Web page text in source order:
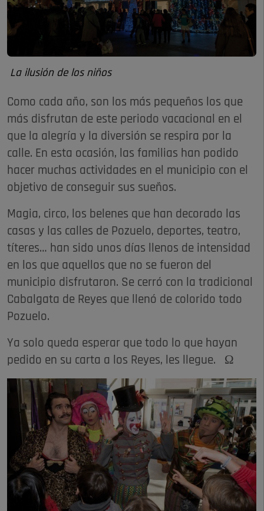
La ilusión de los niños
Como cada año, son los más pequeños los que
más disfrutan de este periodo vacacional en el
que la alegría y la diversión se respira por la
calle. En esta ocasión, las familias han podido
hacer muchas actividades en el municipio con el
objetivo de conseguir sus sueños.
Magia, circo, los belenes que han decorado las
casas y las calles de Pozuelo, deportes, teatro,
títeres… han sido unos días llenos de intensidad
en los que aquellos que no se fueron del
municipio disfrutaron. Se cerró con la tradicional
Cabalgata de Reyes que llenó de colorido todo
Pozuelo.
Ya solo queda esperar que todo lo que hayan
pedido en su carta a los Reyes, les llegue. Ω